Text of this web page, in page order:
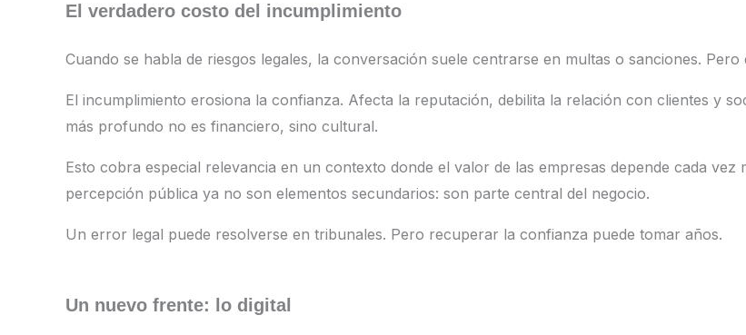
El verdadero costo del incumplimiento
Cuando se habla de riesgos legales, la conversación suele centrarse en multas o sanciones.
El incumplimiento erosiona la confianza. Afecta la reputación, debilita la relación con clientes y
más profundo no es financiero, sino cultural.
Esto cobra especial relevancia en un contexto donde el valor de las empresas depende cada vez
percepción pública ya no son elementos secundarios: son parte central del negocio.
Un error legal puede resolverse en tribunales. Pero recuperar la confianza puede tomar años.
Un nuevo frente: lo digital